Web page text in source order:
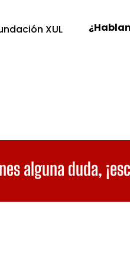
XUL
alguna duda,